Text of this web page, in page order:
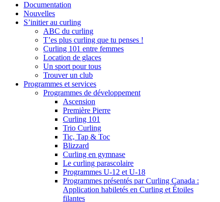
Documentation
Nouvelles
S’initier au curling
ABC du curling
T’es plus curling que tu penses !
Curling 101 entre femmes
Location de glaces
Un sport pour tous
Trouver un club
Programmes et services
Programmes de développement
Ascension
Première Pierre
Curling 101
Trio Curling
Tic, Tap & Toc
Blizzard
Curling en gymnase
Le curling parascolaire
Programmes U-12 et U-18
Programmes présentés par Curling Canada :
Application habiletés en Curling et Étoiles
filantes